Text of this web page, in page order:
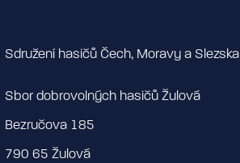
Sdružení hasičů Čech, Moravy a Slezska
Sbor dobrovolných hasičů Žulová
Bezručova 185
790 65 Žulová